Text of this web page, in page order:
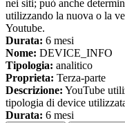
nei siti; può anche
utilizzando la nuova o la
Youtube.
Durata: 6 mesi
Nome: DEVICE_INFO
Tipologia: analitico
Proprieta: Terza-parte
Descrizione: YouTube
tipologia di device
Durata: 6 mesi